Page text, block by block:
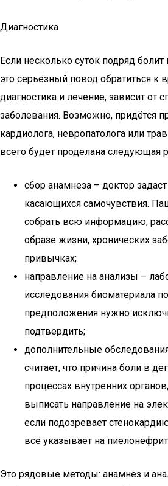
Диагностика
Если несколько суток подряд
это серьёзный повод обратиться к
диагностика и лечение, зависит от
заболевания. Возможно, придётся
кардиолога, невропатолога или
всего будет проделана следующая
сбор анамнеза – доктор
касающихся самочувствия.
собрать всю информацию,
образе жизни, хронических
привычках;
направление на анализы –
исследования биоматериала
предположения нужно
подтвердить;
дополнительные
считает, что причина боли в
процессах внутренних
выписать направление на
если подозревает
всё указывает на
Это рядовые методы: анамнез и